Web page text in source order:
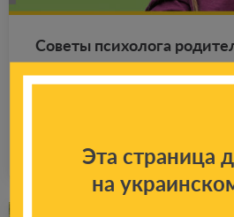
Со­ве­ты пси­хо­ло­га
Эта страница
на